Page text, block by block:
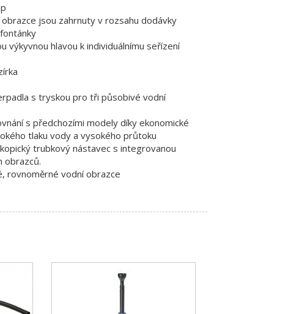
jsou zahrnuty v rozsahu dodávky
výkyvnou hlavou k individuálnímu seřízení
s tryskou pro tři působivé vodní
s předchozími modely díky ekonomické
tlaku vody a vysokého průtoku
trubkový nástavec s integrovanou
obrazců.
rovnoměrné vodní obrazce